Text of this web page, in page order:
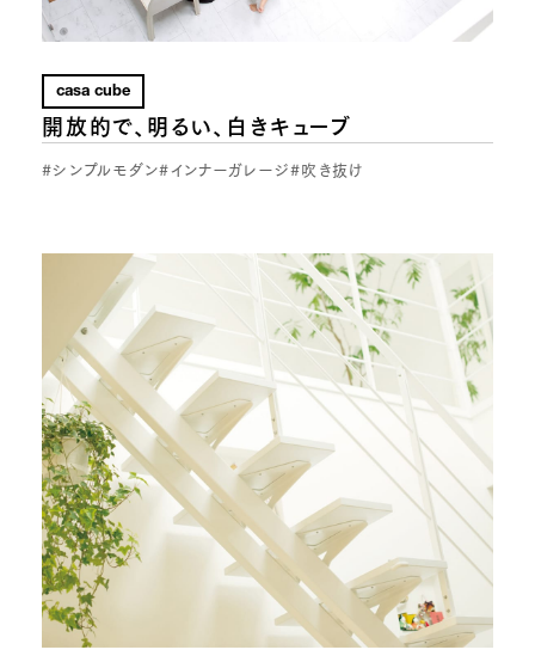
casa cube
開放的で、明るい、白きキューブ
#シンプルモダン#インナーガレージ#吹き抜け